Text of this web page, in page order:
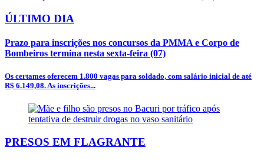
ÚLTIMO DIA
Prazo para inscrições nos concursos da PMMA e Corpo de
Bombeiros termina nesta sexta-feira (07)
Os certames oferecem 1.800 vagas para soldado, com salário inicial de até
R$ 6.149,08. As inscrições...
PRESOS EM FLAGRANTE